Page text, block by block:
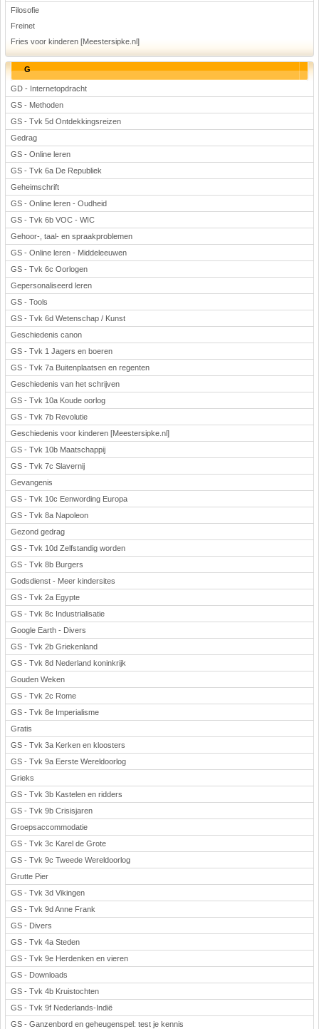
Filosofie
Freinet
Fries voor kinderen [Meestersipke.nl]
G
GD - Internetopdracht
GS - Methoden
GS - Tvk 5d Ontdekkingsreizen
Gedrag
GS - Online leren
GS - Tvk 6a De Republiek
Geheimschrift
GS - Online leren - Oudheid
GS - Tvk 6b VOC - WIC
Gehoor-, taal- en spraakproblemen
GS - Online leren - Middeleeuwen
GS - Tvk 6c Oorlogen
Gepersonaliseerd leren
GS - Tools
GS - Tvk 6d Wetenschap / Kunst
Geschiedenis canon
GS - Tvk 1 Jagers en boeren
GS - Tvk 7a Buitenplaatsen en regenten
Geschiedenis van het schrijven
GS - Tvk 10a Koude oorlog
GS - Tvk 7b Revolutie
Geschiedenis voor kinderen [Meestersipke.nl]
GS - Tvk 10b Maatschappij
GS - Tvk 7c Slavernij
Gevangenis
GS - Tvk 10c Eenwording Europa
GS - Tvk 8a Napoleon
Gezond gedrag
GS - Tvk 10d Zelfstandig worden
GS - Tvk 8b Burgers
Godsdienst - Meer kindersites
GS - Tvk 2a Egypte
GS - Tvk 8c Industrialisatie
Google Earth - Divers
GS - Tvk 2b Griekenland
GS - Tvk 8d Nederland koninkrijk
Gouden Weken
GS - Tvk 2c Rome
GS - Tvk 8e Imperialisme
Gratis
GS - Tvk 3a Kerken en kloosters
GS - Tvk 9a Eerste Wereldoorlog
Grieks
GS - Tvk 3b Kastelen en ridders
GS - Tvk 9b Crisisjaren
Groepsaccommodatie
GS - Tvk 3c Karel de Grote
GS - Tvk 9c Tweede Wereldoorlog
Grutte Pier
GS - Tvk 3d Vikingen
GS - Tvk 9d Anne Frank
GS - Divers
GS - Tvk 4a Steden
GS - Tvk 9e Herdenken en vieren
GS - Downloads
GS - Tvk 4b Kruistochten
GS - Tvk 9f Nederlands-Indië
GS - Ganzenbord en geheugenspel: test je kennis